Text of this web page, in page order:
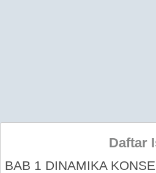
Daftar
BAB 1 DINAMIKA